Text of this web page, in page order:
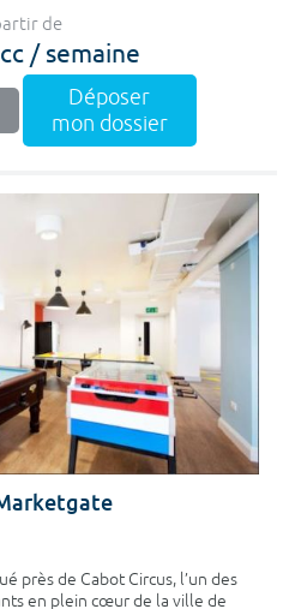
de
/ semaine
Déposer
mon dossier
près de Cabot Circus, l’un des
en plein cœur de la ville de